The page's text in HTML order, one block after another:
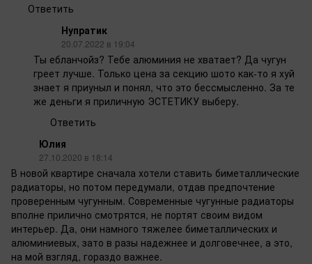
Ответить
Нупратик
20.07.2022 в 19:04
Ты ебланчойз? Тебе алюминия не хватает? Да чугун
греет лучше. Только цена за секцию шото как-то я хуй
знает я приуныл и понял, что это бессмысленно. За те
же деньги я приличную ЭСТЕТИКУ выберу.
Ответить
Юлия
27.10.2020 в 18:14
В новой квартире сначала хотели ставить биметаллические
радиаторы, но потом передумали, отдав предпочтение
проверенным чугунным. Современные чугунные радиаторы
вполне прилично смотрятся, не портят своим видом
интерьер. Да, они намного тяжелее биметаллических и
алюминиевых, зато в разы надежнее и долговечнее, а это,
на мой взгляд, гораздо важнее.